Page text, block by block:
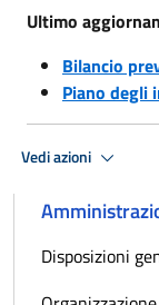
Ultimo
Bilancio
Piano degli
Vedi azioni
Disposizioni